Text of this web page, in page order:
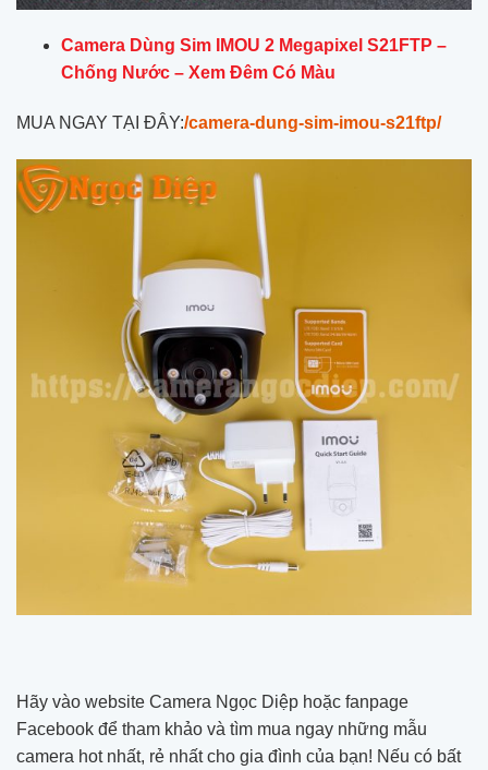
Camera Dùng Sim IMOU 2 Megapixel S21FTP –
Chống Nước – Xem Đêm Có Màu
MUA NGAY TẠI ĐÂY:/camera-dung-sim-imou-s21ftp/
Hãy vào website Camera Ngọc Diệp hoặc fanpage
Facebook để tham khảo và tìm mua ngay những mẫu
camera hot nhất, rẻ nhất cho gia đình của bạn! Nếu có bất